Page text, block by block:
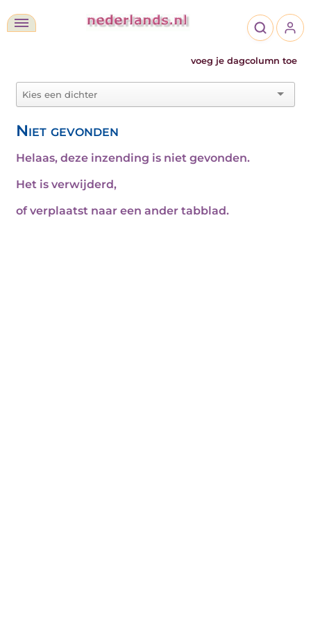
voeg je dagcolumn toe
Niet gevonden
Helaas, deze inzending is niet gevonden.
Het is verwijderd,
of verplaatst naar een ander tabblad.